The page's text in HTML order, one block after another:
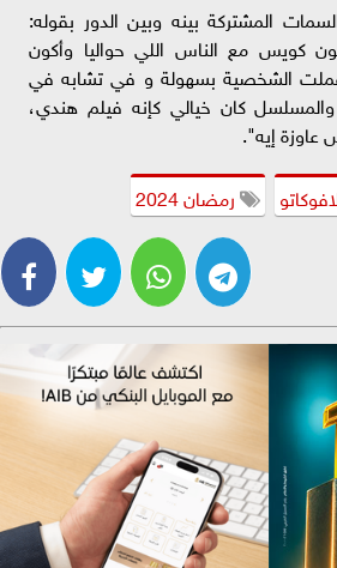
المشتركة بينه وبين الدور بقوله:
كويس مع الناس اللي حواليا وأكون
الشخصية بسهولة و في تشابه في
والمسلسل كان خيالي كإنه فيلم هندي،
إيه".
رمضان 2024